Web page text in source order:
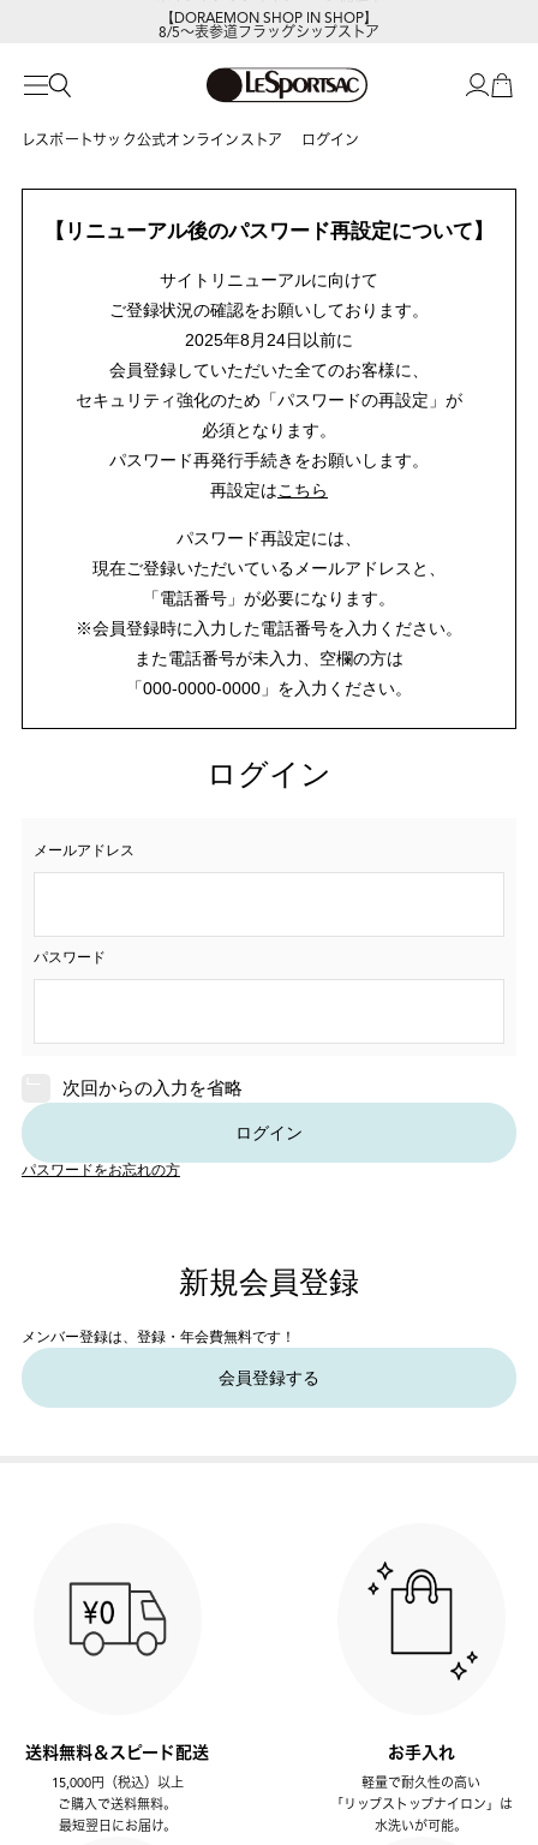
【DORAEMON SHOP IN SHOP】
8/5～表参道フラッグシップストア
レスポートサック公式オンラインストア ログイン
【リニューアル後のパスワード再設定について】
サイトリニューアルに向けて
ご登録状況の確認をお願いしております。
2025年8月24日以前に
会員登録していただいた全てのお客様に、
セキュリティ強化のため「パスワードの再設定」が
必須となります。
パスワード再発行手続きをお願いします。
再設定はこちら
パスワード再設定には、
現在ご登録いただいているメールアドレスと、
「電話番号」が必要になります。
※会員登録時に入力した電話番号を入力ください。
また電話番号が未入力、空欄の方は
「000-0000-0000」を入力ください。
ログイン
メールアドレス
パスワード
次回からの入力を省略
ログイン
パスワードをお忘れの方
新規会員登録
メンバー登録は、登録・年会費無料です！
会員登録する
送料無料＆スピード配送
15,000円（税込）以上
ご購入で送料無料。
最短翌日にお届け。
お手入れ
軽量で耐久性の高い
「リップストップナイロン」は
水洗いが可能。